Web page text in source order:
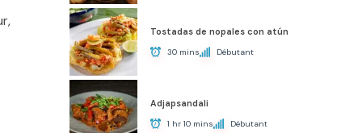
Tostadas de nopales con atún
30 mins Débutant
Adjapsandali
1 hr 10 mins Débutant